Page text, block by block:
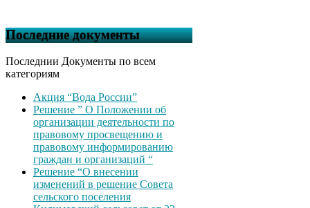
Последние документы
Последнии Документы по всем
категориям
Акция “Вода России”
Решение ” О Положении об
организации деятельности по
правовому просвещению и
правовому информированию
граждан и организаций “
Решение “О внесении
изменений в решение Совета
сельского поселения